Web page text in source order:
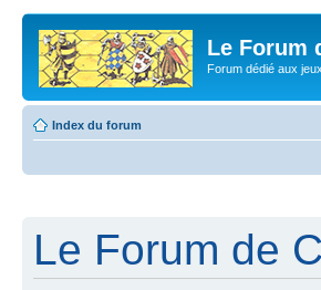
Le Forum
Forum dédié aux
Index du forum
Le Forum de